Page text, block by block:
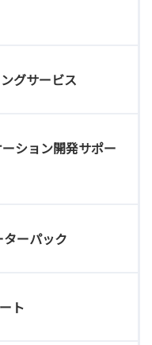
グサービス
ション開発サポー
ーパック
ト